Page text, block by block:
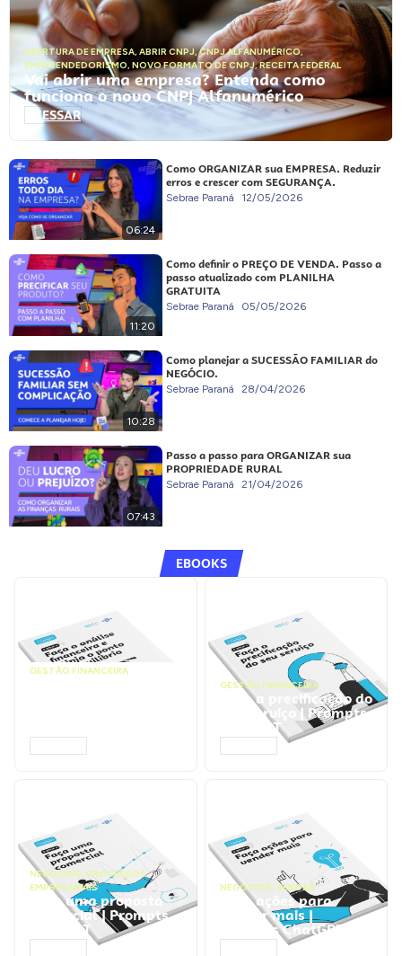
ABERTURA DE EMPRESA, ABRIR CNPJ,CNPJ ALFANUMÉRICO,
EMPREENDEDORISMO, NOVO FORMATO DE CNPJ,RECEITA FEDERAL
Vai abrir uma empresa? Entenda como
funciona o novo CNPJ Alfanumérico
ACESSAR
06:24
Como ORGANIZAR sua EMPRESA. Reduzir
erros e crescer com SEGURANÇA.
Sebrae Paraná 12/05/2026
11:20
Como definir o PREÇO DE VENDA. Passo a
passo atualizado com PLANILHA
GRATUITA
Sebrae Paraná 05/05/2026
10:28
Como planejar a SUCESSÃO FAMILIAR do
NEGÓCIO.
Sebrae Paraná 28/04/2026
07:43
Passo a passo para ORGANIZAR sua
PROPRIEDADE RURAL
Sebrae Paraná 21/04/2026
EBOOKS
GESTÃO FINANCEIRA
GESTÃO FINANCEIRA
Faça a precificação do
seu serviço | Prompts
ChatGPT
NEGÓCIOS, PROCESSOS
EMPRESARIAIS
Faça uma proposta
comercial | Prompts
ChatGPT
NEGÓCIOS, VENDAS
Faça ações para
vender mais |
Prompts ChatGPT